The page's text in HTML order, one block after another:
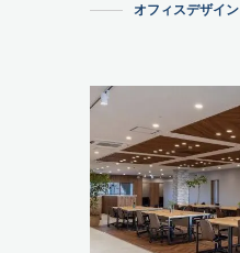
オフィスデザイン